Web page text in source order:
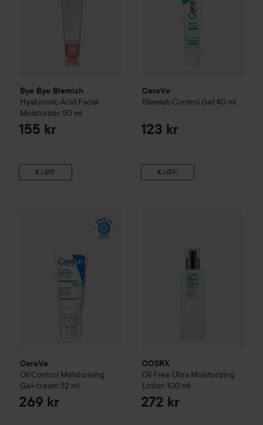
Bye Bye Blemish
Hyaluronic Acid Facial
Moisturizer 50 ml
155 kr
KJØP
CeraVe
Blemish Control Gel 40 ml
123 kr
KJØP
CeraVe
Oil Control Moisturising
Gel-cream 52 ml
269 kr
Oil Control Moisturising Gel-cream
COSRX
Oil Free Ultra Moisturizing
Lotion 100 ml
272 kr